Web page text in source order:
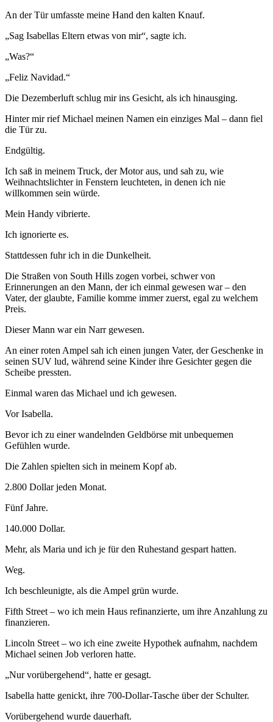
An der Tür umfasste meine Hand den kalten Knauf.
„Sag Isabellas Eltern etwas von mir“, sagte ich.
„Was?“
„Feliz Navidad.“
Die Dezemberluft schlug mir ins Gesicht, als ich hinausging.
Hinter mir rief Michael meinen Namen ein einziges Mal – dann fiel
die Tür zu.
Endgültig.
Ich saß in meinem Truck, der Motor aus, und sah zu, wie
Weihnachtslichter in Fenstern leuchteten, in denen ich nie
willkommen sein würde.
Mein Handy vibrierte.
Ich ignorierte es.
Stattdessen fuhr ich in die Dunkelheit.
Die Straßen von South Hills zogen vorbei, schwer von
Erinnerungen an den Mann, der ich einmal gewesen war – den
Vater, der glaubte, Familie komme immer zuerst, egal zu welchem
Preis.
Dieser Mann war ein Narr gewesen.
An einer roten Ampel sah ich einen jungen Vater, der Geschenke in
seinen SUV lud, während seine Kinder ihre Gesichter gegen die
Scheibe pressten.
Einmal waren das Michael und ich gewesen.
Vor Isabella.
Bevor ich zu einer wandelnden Geldbörse mit unbequemen
Gefühlen wurde.
Die Zahlen spielten sich in meinem Kopf ab.
2.800 Dollar jeden Monat.
Fünf Jahre.
140.000 Dollar.
Mehr, als Maria und ich je für den Ruhestand gespart hatten.
Weg.
Ich beschleunigte, als die Ampel grün wurde.
Fifth Street – wo ich mein Haus refinanzierte, um ihre Anzahlung zu
finanzieren.
Lincoln Street – wo ich eine zweite Hypothek aufnahm, nachdem
Michael seinen Job verloren hatte.
„Nur vorübergehend“, hatte er gesagt.
Isabella hatte genickt, ihre 700-Dollar-Tasche über der Schulter.
Vorübergehend wurde dauerhaft.